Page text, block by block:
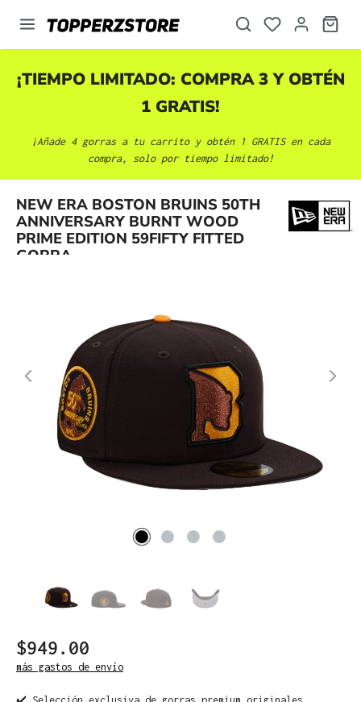
principal
¡TIEMPO LIMITADO: COMPRA 3 Y OBTÉN
1 GRATIS!
¡Añade 4 gorras a tu carrito y obtén 1 GRATIS en cada
compra, solo por tiempo limitado!
NEW ERA BOSTON BRUINS 50TH
ANNIVERSARY BURNT WOOD
PRIME EDITION 59FIFTY FITTED
GORRA
Omitir galería de imágenes
$949.00
más gastos de envío